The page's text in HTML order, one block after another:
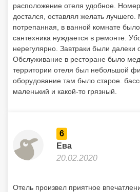
расположение отеля удобное.
достался, оставлял желать
потрепанная, в ванной комнате
сантехника нуждается в ремонте.
нерегулярно. Завтраки были далеки
Обслуживание в ресторане было
территории отеля был небольшой
оборудование там было старое.
маленький и какой-то грязный.
6
Ева
20.02.2020
Отель произвел приятное